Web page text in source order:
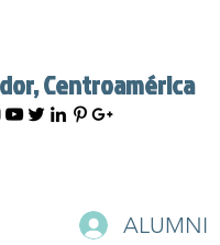
Centroamérica
ALUMNI